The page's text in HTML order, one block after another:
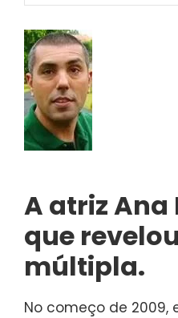
A atriz Ana
que
múltipla.
No começo de